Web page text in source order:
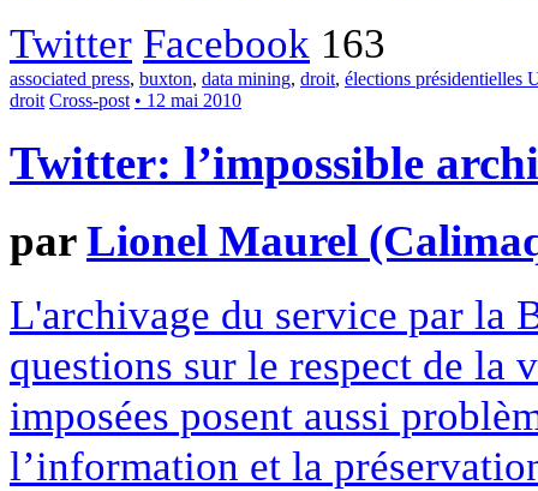
Twitter Facebook 163
associated press, buxton, data mining, droit, élections présidentielles
droit Cross-post • 12 mai 2010
Twitter: l’impossible
parLionel Maurel
L'archivage du service par la
questions sur le respect de la
imposées posent aussi
l’information et la